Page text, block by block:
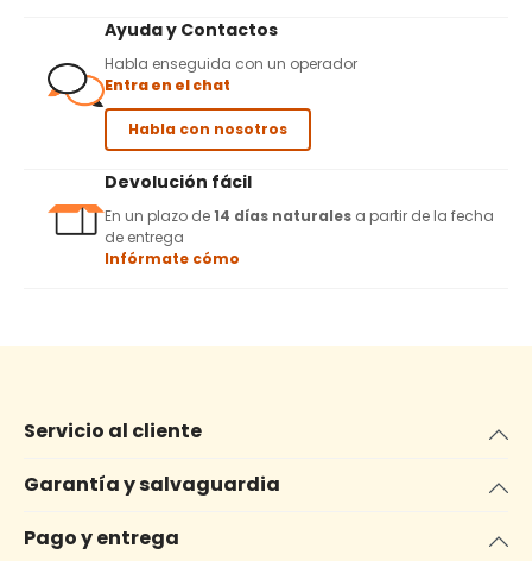
Ayuda y Contactos
Habla enseguida con un operador
Entra en el chat
Habla con nosotros
Devolución fácil
En un plazo de14 días naturales a partir de la fecha
de entrega
Infórmate cómo
Servicio al cliente
Garantía y salvaguardia
Pago y entrega